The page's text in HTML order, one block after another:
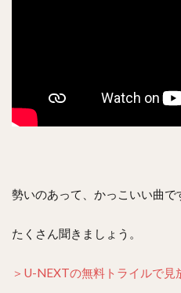
勢いのあって、かっこいい曲で
たくさん聞きましょう。
＞U-NEXTの無料トライルで見